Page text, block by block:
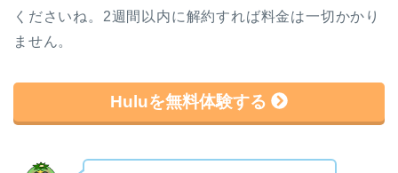
くださいね。2週間以内に解約すれば料金は一切かかり
ません。
Huluを無料体験する